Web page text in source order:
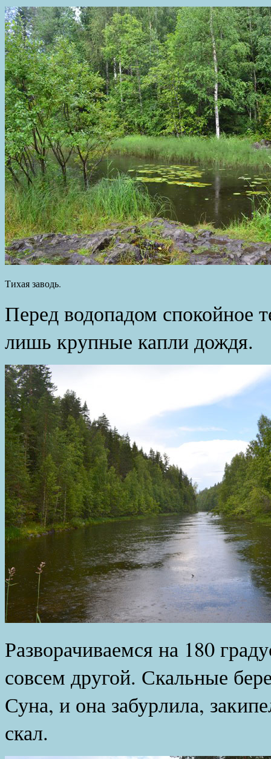
Тихая заводь.
Перед водопадом спокойное
лишь крупные капли дождя.
Разворачиваемся на 180
совсем другой. Скальные
Суна, и она забурлила,
скал.